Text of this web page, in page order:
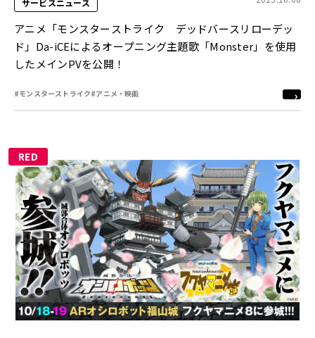
サービスニュース
アニメ「モンスターストライク デッドバースリローデッ
ド」Da-iCEによるオープニング主題歌「Monster」を使用
したメインPVを公開！
#モンスターストライク#アニメ・映画
RED